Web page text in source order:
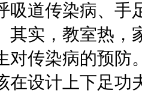
吸道传染病、手
其实，教室热，
对传染病的预防
在设计上下足功